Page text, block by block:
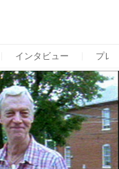
インタビュー プレ